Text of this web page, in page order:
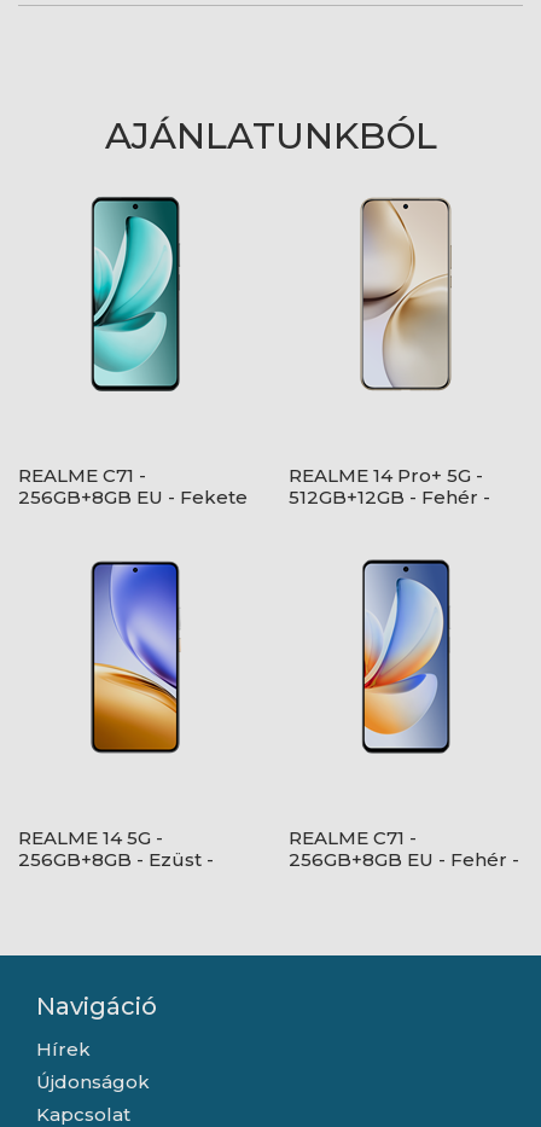
AJÁNLATUNKBÓL
REALME C71 -
256GB+8GB EU - Fekete
REALME 14 Pro+ 5G -
512GB+12GB - Fehér -
REALME 14 5G -
256GB+8GB - Ezüst -
REALME C71 -
256GB+8GB EU - Fehér -
Navigáció
Hírek
Újdonságok
Kapcsolat